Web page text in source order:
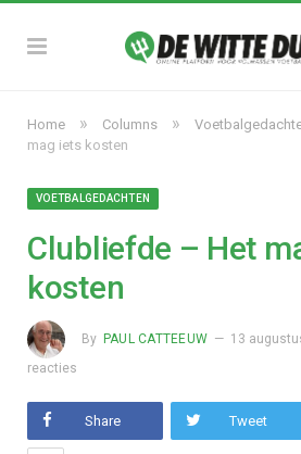
Home » Columns »
mag iets kosten
VOETBALGEDACHTEN
Clubliefde – Het
kosten
By PAUL CATTEEUW 13
reacties
Share Tweet